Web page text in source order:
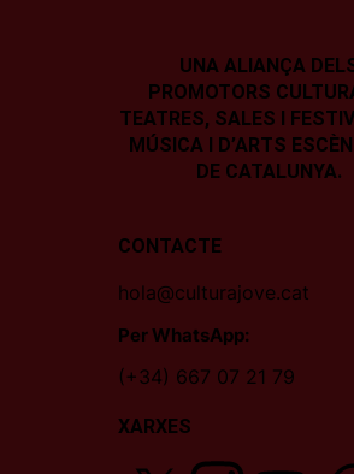
UNA ALIANÇA
PROMOTORS
TEATRES, SALES I
MÚSICA I D’ARTS
DE CATALUNYA.
CONTACTE
hola@culturajove.cat
Per WhatsApp:
(+34) 667 07 21 79
XARXES